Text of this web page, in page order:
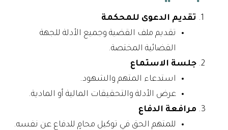
تقديم الدعوى للمحكمة
تقديم ملف القضية وجميع الأدلة للجهة
القضائية المختصة.
جلسة الاستماع
استدعاء المتهم والشهود.
عرض الأدلة والتحقيقات المالية أو المادية.
مرافعة الدفاع
للمتهم الحق في توكيل محامٍ للدفاع عن نفسه.